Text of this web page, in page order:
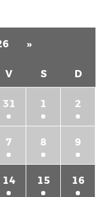
»
V S D
31 1 2
7 8 9
14 15 16